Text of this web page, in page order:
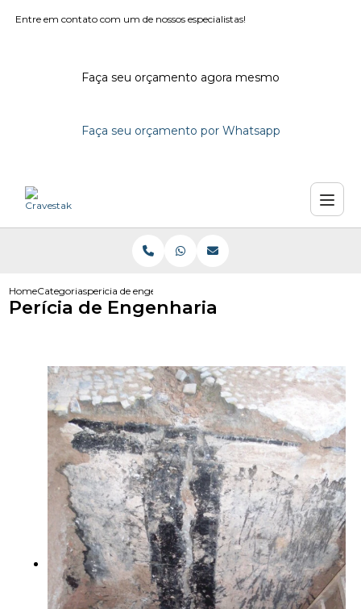
Entre em contato com um de nossos especialistas!
Faça seu orçamento agora mesmo
Faça seu orçamento por Whatsapp
HomeCategoriaspericia de engenharia
Perícia de Engenharia